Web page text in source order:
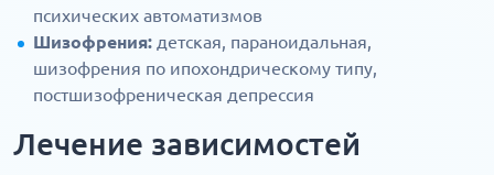
психических автоматизмов
Шизофрения: детская, параноидальная,
шизофрения по ипохондрическому типу,
постшизофреническая депрессия
Лечение зависимостей